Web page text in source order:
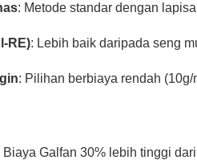
: Metode standar dengan
RE): Lebih baik daripada seng
: Pilihan berbiaya rendah
Biaya Galfan 30% lebih tinggi